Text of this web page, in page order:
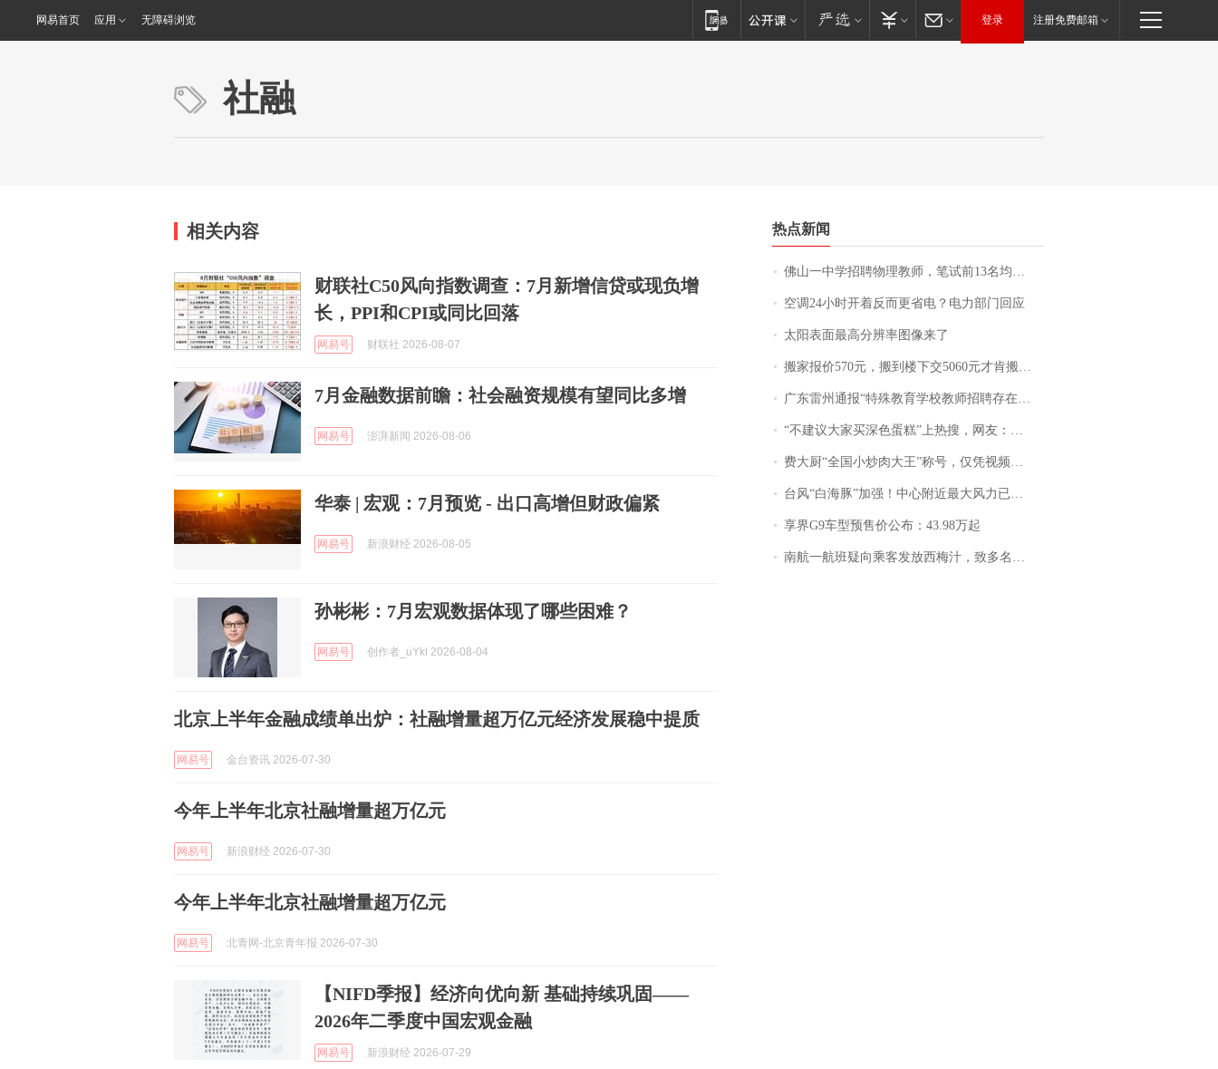
网易首页 应用 无障碍浏览 登录 注册免费邮箱
社融
相关内容
财联社C50风向指数调查：7月新增信贷或现负增
长，PPI和CPI或同比回落
网易号 财联社 2026-08-07
7月金融数据前瞻：社会融资规模有望同比多增
网易号 澎湃新闻 2026-08-06
华泰 | 宏观：7月预览 - 出口高增但财政偏紧
网易号 新浪财经 2026-08-05
孙彬彬：7月宏观数据体现了哪些困难？
网易号 创作者_uYkl 2026-08-04
北京上半年金融成绩单出炉：社融增量超万亿元经济发展稳中提质
网易号 金台资讯 2026-07-30
今年上半年北京社融增量超万亿元
网易号 新浪财经 2026-07-30
今年上半年北京社融增量超万亿元
网易号 北青网-北京青年报 2026-07-30
【NIFD季报】经济向优向新 基础持续巩固——
2026年二季度中国宏观金融
网易号 新浪财经 2026-07-29
热点新闻
佛山一中学招聘物理教师，笔试前13名均遭淘汰？教育局：已叫停招聘，成立调查组全面核查
空调24小时开着反而更省电？电力部门回应
太阳表面最高分辨率图像来了
搬家报价570元，搬到楼下交5060元才肯搬上楼！女子傻眼了……
广东雷州通报“特殊教育学校教师招聘存在违规行为”：已启动问责程序 副校长被停职
“不建议大家买深色蛋糕”上热搜，网友：天塌了！
费大厨“全国小炒肉大王”称号，仅凭视频评出？中国烹饪协会回应
台风“白海豚”加强！中心附近最大风力已达15级 最新研判
享界G9车型预售价公布：43.98万起
南航一航班疑向乘客发放西梅汁，致多名乘客在飞行途中排队上厕所！乘客：机上100多人只有2个厕所；客服回应：并非每架飞机都会发放西梅汁